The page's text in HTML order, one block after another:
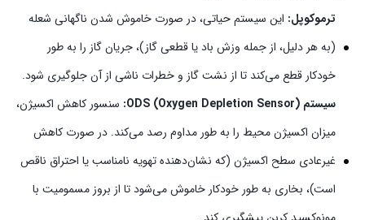
ترموکوپل: این سیستم حیاتی، در صورت خاموش شدن ناگهانی شعله
(به هر دلیل، از جمله وزش باد یا قطعی گاز)، جریان گاز را به طور
خودکار قطع می‌کند تا از نشت گاز و خطرات ناشی از آن جلوگیری شود.
سیستم ODS (Oxygen Depletion Sensor):
سنسور کاهش اکسیژن،
میزان اکسیژن محیط را به طور مداوم رصد می‌کند. در صورت کاهش
غیرعادی سطح اکسیژن (که نشان‌دهنده تهویه نامناسب یا احتراق ناقص
است)، بخاری به طور خودکار خاموش می‌شود تا از بروز مسمومیت با